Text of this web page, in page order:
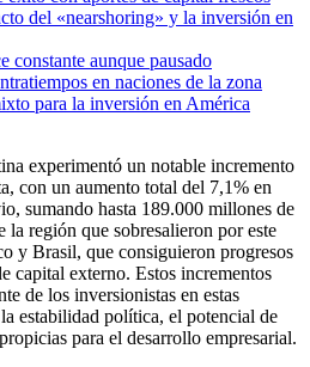
del «nearshoring» y la inversión en
constante aunque pausado
en naciones de la zona
para la inversión en América
experimentó un notable incremento
con un aumento total del 7,1% en
sumando hasta 189.000 millones de
la región que sobresalieron por este
y Brasil, que consiguieron progresos
capital externo. Estos incrementos
de los inversionistas en estas
estabilidad política, el potencial de
para el desarrollo empresarial.